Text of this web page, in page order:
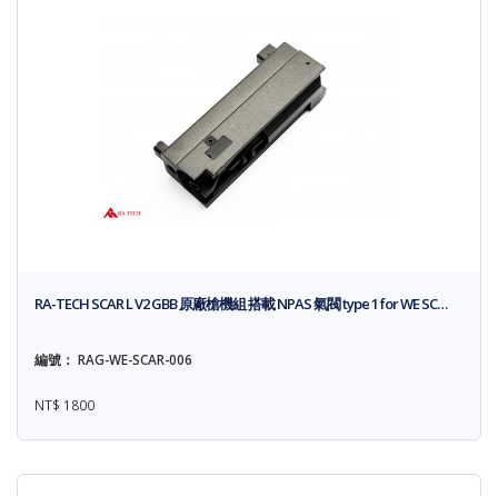
RA-TECH SCAR L V2 GBB 原廠槍機組 搭載 NPAS 氣閥 type 1 for WE SC…
編號： RAG-WE-SCAR-006
NT$ 1800